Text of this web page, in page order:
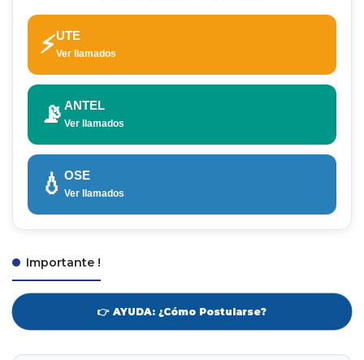
⚡UTE
Ver llamados
📡 ANTEL
Ver llamados
💧 OSE
Ver llamados
Importante !
👉 AYUDA: ¿Cómo Postularse?